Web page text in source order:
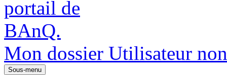
Mon dossier Utilisateur
Sous-menu